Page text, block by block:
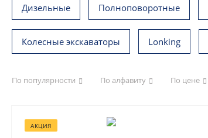
Дизельные Полноповоротные
Колесные экскаваторы Lonking
По популярности По алфавиту По цене
АКЦИЯ